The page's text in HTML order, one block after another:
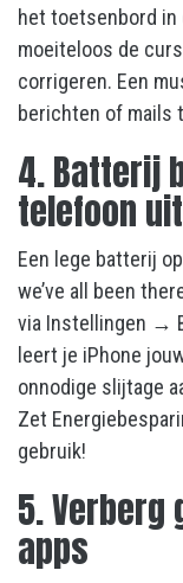
het toetsenbord in
moeiteloos de
corrigeren. Een
berichten of mails
4. Batterij
telefoon
Een lege batterij
we’ve all been
via Instellingen →
leert je iPhone
onnodige slijtage
Zet
gebruik!
5. Verberg
apps